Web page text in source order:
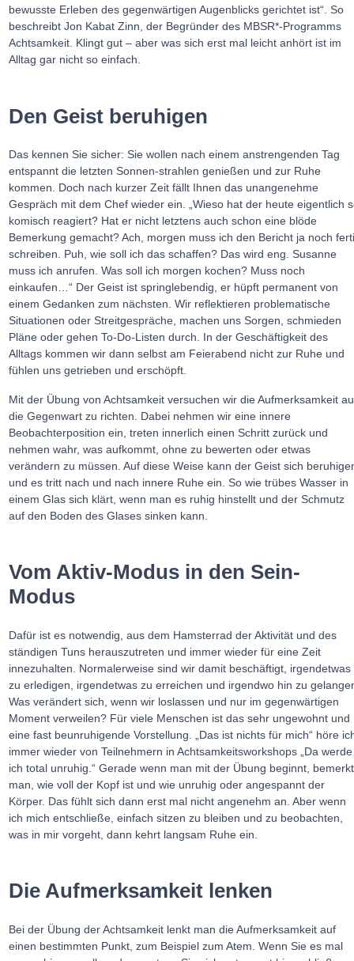
bewusste Erleben des gegenwärtigen Augenblicks gerichtet ist“. So
beschreibt Jon Kabat Zinn, der Begründer des MBSR*-Programms
Achtsamkeit. Klingt gut – aber was sich erst mal leicht anhört ist im
Alltag gar nicht so einfach.
Den Geist beruhigen
Das kennen Sie sicher: Sie wollen nach einem anstrengenden Tag
entspannt die letzten Sonnen-strahlen genießen und zur Ruhe
kommen. Doch nach kurzer Zeit fällt Ihnen das unangenehme
Gespräch mit dem Chef wieder ein. „Wieso hat der heute eigentlich
komisch reagiert? Hat er nicht letztens auch schon eine blöde
Bemerkung gemacht? Ach, morgen muss ich den Bericht ja noch
schreiben. Puh, wie soll ich das schaffen? Das wird eng. Susanne
muss ich anrufen. Was soll ich morgen kochen? Muss noch
einkaufen…“ Der Geist ist springlebendig, er hüpft permanent von
einem Gedanken zum nächsten. Wir reflektieren problematische
Situationen oder Streitgespräche, machen uns Sorgen, schmieden
Pläne oder gehen To-Do-Listen durch. In der Geschäftigkeit des
Alltags kommen wir dann selbst am Feierabend nicht zur Ruhe und
fühlen uns getrieben und erschöpft.
Mit der Übung von Achtsamkeit versuchen wir die Aufmerksamkeit
die Gegenwart zu richten. Dabei nehmen wir eine innere
Beobachterposition ein, treten innerlich einen Schritt zurück und
nehmen wahr, was aufkommt, ohne zu bewerten oder etwas
verändern zu müssen. Auf diese Weise kann der Geist sich
und es tritt nach und nach innere Ruhe ein. So wie trübes Wasser in
einem Glas sich klärt, wenn man es ruhig hinstellt und der Schmutz
auf den Boden des Glases sinken kann.
Vom Aktiv-Modus in den Sein-
Modus
Dafür ist es notwendig, aus dem Hamsterrad der Aktivität und des
ständigen Tuns herauszutreten und immer wieder für eine Zeit
innezuhalten. Normalerweise sind wir damit beschäftigt, irgendetwas
zu erledigen, irgendetwas zu erreichen und irgendwo hin zu
Was verändert sich, wenn wir loslassen und nur im gegenwärtigen
Moment verweilen? Für viele Menschen ist das sehr ungewohnt und
eine fast beunruhigende Vorstellung. „Das ist nichts für mich“ höre
immer wieder von Teilnehmern in Achtsamkeitsworkshops „Da werde
ich total unruhig.“ Gerade wenn man mit der Übung beginnt, bemerkt
man, wie voll der Kopf ist und wie unruhig oder angespannt der
Körper. Das fühlt sich dann erst mal nicht angenehm an. Aber wenn
ich mich entschließe, einfach sitzen zu bleiben und zu beobachten,
was in mir vorgeht, dann kehrt langsam Ruhe ein.
Die Aufmerksamkeit lenken
Bei der Übung der Achtsamkeit lenkt man die Aufmerksamkeit auf
einen bestimmten Punkt, zum Beispiel zum Atem. Wenn Sie es mal